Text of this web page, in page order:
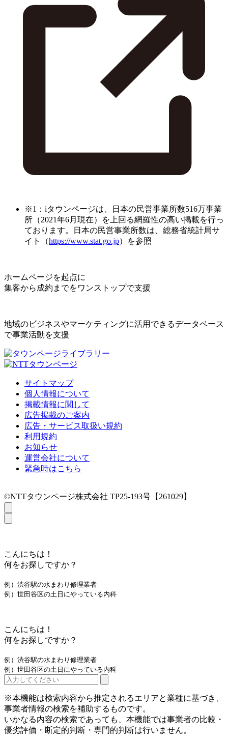
※1：iタウンページは、日本の民営事業所数516万事業
所（2021年6月現在）を上回る網羅性の高い掲載を行っ
ております。日本の民営事業所数は、総務省統計局サ
イト（https://www.stat.go.jp）を参照
ホームページを起点に
集客から成約までをワンストップで支援
地域のビジネスやマーケティングに活用できるデータベース
で事業活動を支援
サイトマップ
個人情報について
掲載情報に関して
広告掲載のご案内
広告・サービス取扱い規約
利用規約
お知らせ
運営会社について
緊急時はこちら
©NTTタウンページ株式会社 TP25-193号【261029】
こんにちは！
何をお探しですか？
例）渋谷駅の水まわり修理業者
例）世田谷区の土日にやっている内科
こんにちは！
何をお探しですか？
例）渋谷駅の水まわり修理業者
例）世田谷区の土日にやっている内科
※本機能は検索内容から推定されるエリアと業種に基づき、
事業者情報の検索を補助するものです。
いかなる内容の検索であっても、本機能では事業者の比較・
優劣評価・断定的判断・専門的判断は行いません。